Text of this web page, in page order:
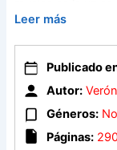
sentimientos y
Leer más
Publicado
Autor:
Géneros:
Páginas: